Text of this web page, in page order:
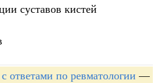
суставов кистей
ответами по ревматологии —